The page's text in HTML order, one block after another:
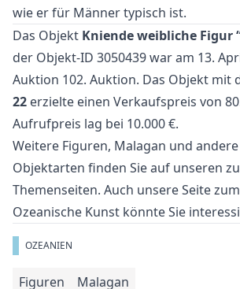
wie er für Männer typisch ist.
Das Objekt Kniende weibliche Figur
der Objekt-ID 3050439 war am 13.
Auktion 102. Auktion. Das Objekt mit
22 erzielte einen Verkaufspreis von
Aufrufpreis lag bei 10.000 €.
Weitere Figuren, Malagan und
Objektarten finden Sie auf unseren
Themenseiten. Auch unsere Seite
Ozeanische Kunst könnte Sie
OZEANIEN
Figuren Malagan